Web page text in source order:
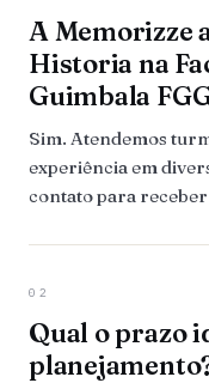
A Memorizze
Historia na
Guimbala
Sim. Atendemos
experiência em
contato para
02
Qual o prazo